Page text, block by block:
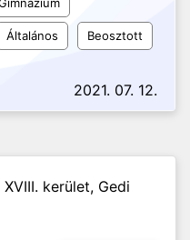
Általános Beosztott
2021. 07. 12.
kerület, Gedi